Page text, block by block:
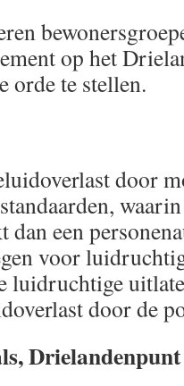
op het
orde te stellen.
door
dan een
voor
luidruchtige
door de